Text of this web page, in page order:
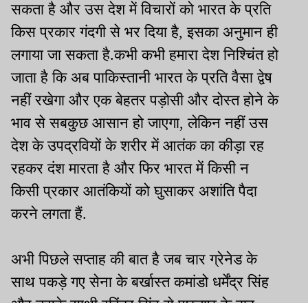
सकता है और उस देश में विचारों को भारत के प्रति
किस प्रकार गंदगी से भर दिया है, इसका अनुमान ही
लगाया जा सकता है.कभी कभी हमारा देश निश्चिंत हो
जाता है कि अब पाकिस्तानी भारत के प्रति वैसा द्वेष
नहीं रखेगा और एक बेहतर पड़ोसी और दोस्त होने के
भाव से सबकुछ आसान हो जाएगा, लेकिन नहीं उस
देश के उपद्रवियों के शरीर में आतंक का कीड़ा रह
रहकर दंश मारता है और फिर भारत में किसी न
किसी प्रकार आतंकियों को घुसाकर अशांति पैदा
करने लगता हैं.
अभी पिछले सप्ताह की बात है जब चार ग्रेनेड के
साथ पकड़े गए सेना के बर्खास्त कमांडो धर्मेंद्र सिंह